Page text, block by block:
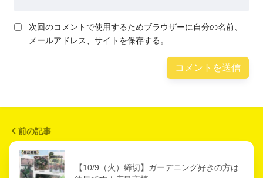
次回のコメントで使用するためブラウザーに自分の名前、
メールアドレス、サイトを保存する。
前の記事
【10/9（火）締切】ガーデニング好きの方は